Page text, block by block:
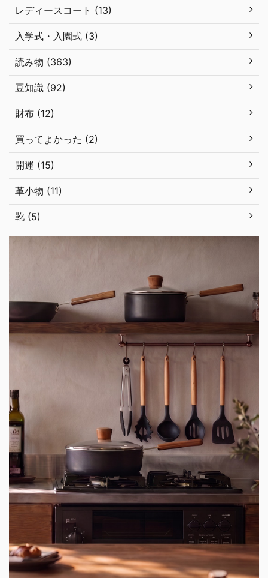
レディースコート (13)
入学式・入園式 (3)
読み物 (363)
豆知識 (92)
財布 (12)
買ってよかった (2)
開運 (15)
革小物 (11)
靴 (5)